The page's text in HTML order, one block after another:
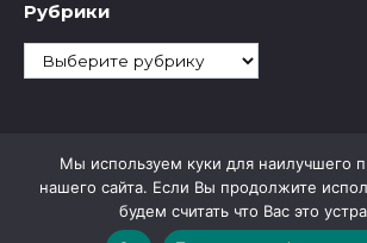
Рубрики
Рубрики
Мы используем куки для наилучшего
нашего сайта. Если Вы продолжите
будем считать что Вас это